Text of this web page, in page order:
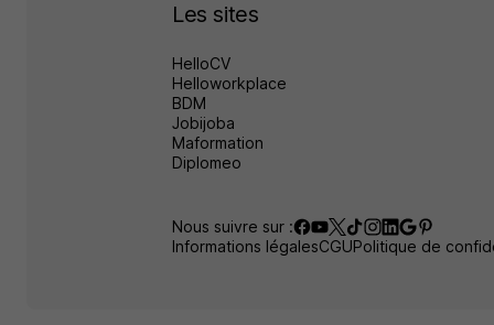
Les sites
HelloCV
Helloworkplace
BDM
Jobijoba
Maformation
Diplomeo
Nous suivre sur :
Informations légalesCGUPolitique de